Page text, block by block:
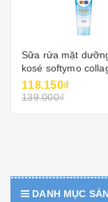
Sữa rửa mặt
kosé softymo
190g
118.150₫
139.000₫
DANH MỤC